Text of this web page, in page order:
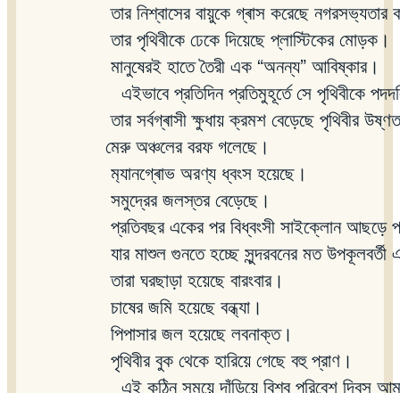
তার নিশ্বাসের বায়ুকে গ্ৰাস করেছে নগরসভ্যতার
তার পৃথিবীকে ঢেকে দিয়েছে প্লাস্টিকের মোড়ক।
মানুষেরই হাতে তৈরী এক “অনন্য” আবিষ্কার।
এইভাবে প্রতিদিন প্রতিমুহূর্তে সে পৃথিবীকে
তার সর্বগ্ৰাসী ক্ষুধায় ক্রমশ বেড়েছে পৃথিবীর
মেরু অঞ্চলের বরফ গলেছে।
ম্যানগ্ৰোভ অরণ্য ধ্বংস হয়েছে।
সমুদ্রের জলস্তর বেড়েছে।
প্রতিবছর একের পর বিধ্বংসী সাইক্লোন আছড়ে
যার মাশুল গুনতে হচ্ছে সুন্দরবনের মত উপকূলবর্তী
তারা ঘরছাড়া হয়েছে বারংবার।
চাষের জমি হয়েছে বন্ধ্যা।
পিপাসার জল হয়েছে লবনাক্ত।
পৃথিবীর বুক থেকে হারিয়ে গেছে বহু প্রাণ।
এই কঠিন সময়ে দাঁড়িয়ে বিশ্ব পরিবেশ দিবস